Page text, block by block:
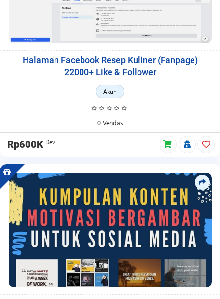
Halaman Facebook Resep Kuliner (Fanpage)
22000+ Like & Follower
Akun
0 Vendas
Rp600K Dev